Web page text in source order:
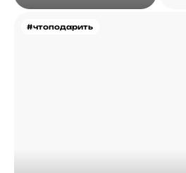
#чтоподарить